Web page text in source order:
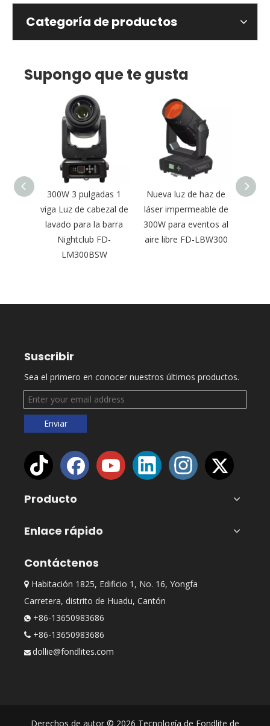
Categoría de productos
Supongo que te gusta
300W 3 pulgadas 1
viga Luz de cabezal de
lavado para la barra
Nightclub FD-
LM300BSW
Nueva luz de haz de
láser impermeable de
300W para eventos al
aire libre FD-LBW300
Suscribir
Sea el primero en conocer nuestros últimos productos.
Enviar
Producto
Enlace rápido
Contáctenos
 Habitación 1825, Edificio 1, No. 16, Yongfa
Carretera, distrito de Huadu, Cantón
 +86-13650983686
 +86-13650983686
 dollie@fondlites.com
Derechos de autor © 2026 Tecnología de Fondlite de